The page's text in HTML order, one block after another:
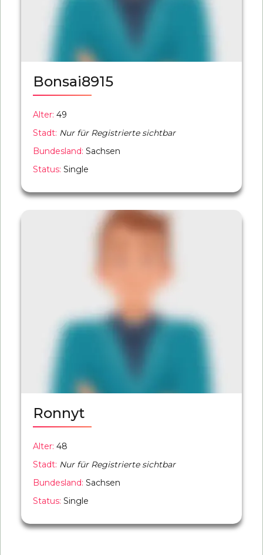
Bonsai8915
Alter: 49
Stadt: Nur für Registrierte sichtbar
Bundesland: Sachsen
Status: Single
Ronnyt
Alter: 48
Stadt: Nur für Registrierte sichtbar
Bundesland: Sachsen
Status: Single